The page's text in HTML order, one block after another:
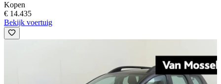
Kopen
€ 14.435
Bekijk voertuig